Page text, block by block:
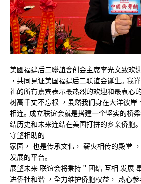
美國福建后二聯誼會创会主席李光文致欢
，共同⾒证美国福建后⼆联谊会诞⽣｡ 我
礼的所有嘉宾表示最热烈的欢迎和最衷⼼
树⾼千丈不忘根 ，虽然我们身在⼤洋彼岸
相连｡ 成⽴联谊会就是搭建⼀个坚实的桥
结历史和未来连结在美国打拼的乡亲侨胞｡
守望相助的
家园， 也是传承⽂化， 薪火相传的殿堂
发展的平台｡
展望未来 联谊会将秉持＂团结 互相 发展
进侨社和谐 ，全⼒维护侨胞权益， 热⼼